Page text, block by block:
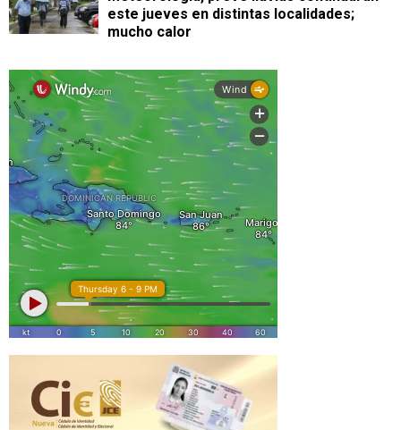
este jueves en distintas localidades;
mucho calor